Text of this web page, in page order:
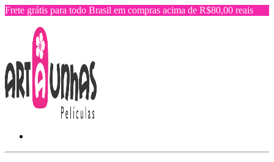
Frete grátis para todo Brasil em compras acima de R$80,00 reais